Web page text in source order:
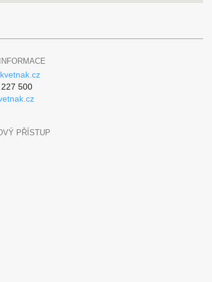
500
PŘÍSTUP